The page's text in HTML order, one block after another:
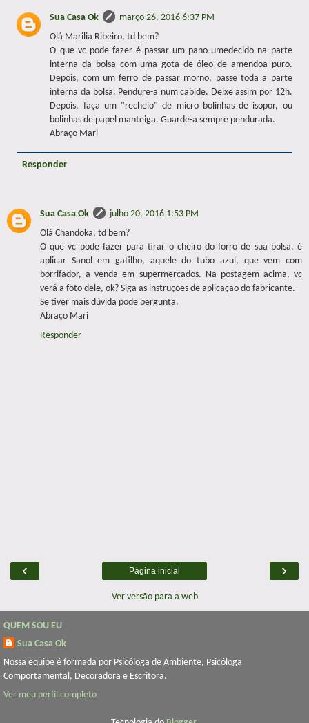
Sua Casa Ok
março 26, 2016 6:37 PM
Olá Marilia Ribeiro, td bem?
O que vc pode fazer é passar um pano umedecido na parte
interna da bolsa com uma gota de óleo de amendoa puro.
Depois, com um ferro de passar morno, passe toda a parte
interna da bolsa. Pendure-a num cabide. Deixe assim por 12h.
Depois, faça um "recheio" de micro bolinhas de isopor, ou
bolinhas de papel manteiga. Guarde-a sempre pendurada.
Abraço Mari
Responder
Sua Casa Ok
julho 20, 2016 1:53 PM
Olá Chandoka, td bem?
O que vc pode fazer para tirar o cheiro do forro de sua bolsa, é
aplicar Sanol em gatilho, aquele do tubo azul, que vem com
borrifador, a venda em supermercados. Na postagem acima, vc
verá a foto dele, ok? Siga as instruções de aplicação do fabricante.
Se tiver mais dúvida pode pergunta.
Abraço Mari
Responder
‹ ›
Página inicial
Ver versão para a web
QUEM SOU EU
Sua Casa Ok
Nossa equipe é formada por Psicóloga de Ambiente, Psicóloga
Comportamental, Decoradora e Escritora.
Ver meu perfil completo